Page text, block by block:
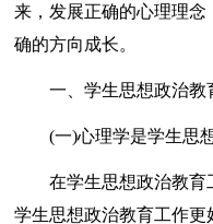
来，发展正确的心理理
确的方向成长。
一、学生思想政治教
(一)心理学是学生思想
在学生思想政治教育
学生思想政治教育工作